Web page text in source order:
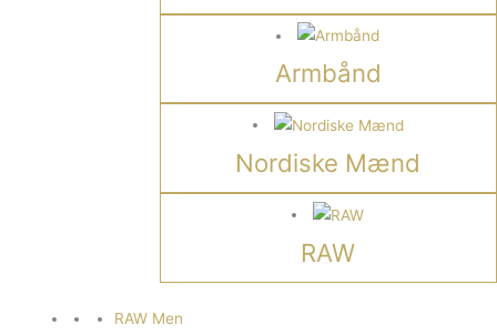
Armbånd
Nordiske Mænd
RAW
RAW Men